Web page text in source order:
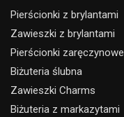
Pierścionki z brylantami
Zawieszki z brylantami
Pierścionki zaręczynowe
Biżuteria ślubna
Zawieszki Charms
Biżuteria z markazytami